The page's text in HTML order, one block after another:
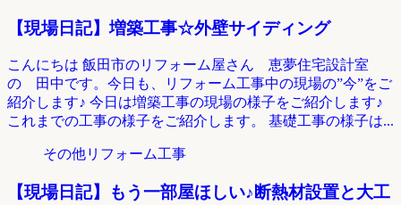
【現場日記】増築工事☆外壁サイディング
こんにちは 飯田市のリフォーム屋さん 恵夢住宅設計室
の 田中です。今日も、リフォーム工事中の現場の”今”をご
紹介します♪ 今日は増築工事の現場の様子をご紹介します♪
これまでの工事の様子をご紹介します。 基礎工事の様子は...
その他リフォーム工事
【現場日記】もう一部屋ほしい♪断熱材設置と大工